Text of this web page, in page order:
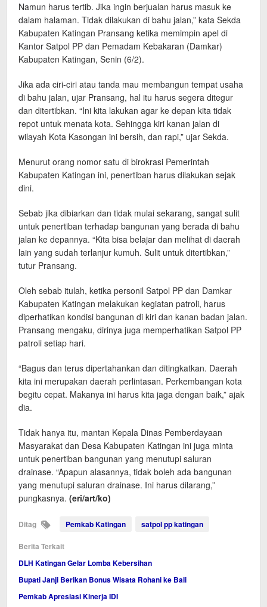
Namun harus tertib. Jika ingin berjualan harus masuk ke
dalam halaman. Tidak dilakukan di bahu jalan,” kata Sekda
Kabupaten Katingan Pransang ketika memimpin apel di
Kantor Satpol PP dan Pemadam Kebakaran (Damkar)
Kabupaten Katingan, Senin (6/2).
Jika ada ciri-ciri atau tanda mau membangun tempat usaha
di bahu jalan, ujar Pransang, hal itu harus segera ditegur
dan ditertibkan. “Ini kita lakukan agar ke depan kita tidak
repot untuk menata kota. Sehingga kiri kanan jalan di
wilayah Kota Kasongan ini bersih, dan rapi,” ujar Sekda.
Menurut orang nomor satu di birokrasi Pemerintah
Kabupaten Katingan ini, penertiban harus dilakukan sejak
dini.
Sebab jika dibiarkan dan tidak mulai sekarang, sangat sulit
untuk penertiban terhadap bangunan yang berada di bahu
jalan ke depannya. “Kita bisa belajar dan melihat di daerah
lain yang sudah terlanjur kumuh. Sulit untuk ditertibkan,”
tutur Pransang.
Oleh sebab itulah, ketika personil Satpol PP dan Damkar
Kabupaten Katingan melakukan kegiatan patroli, harus
diperhatikan kondisi bangunan di kiri dan kanan badan jalan.
Pransang mengaku, dirinya juga memperhatikan Satpol PP
patroli setiap hari.
“Bagus dan terus dipertahankan dan ditingkatkan. Daerah
kita ini merupakan daerah perlintasan. Perkembangan kota
begitu cepat. Makanya ini harus kita jaga dengan baik,” ajak
dia.
Tidak hanya itu, mantan Kepala Dinas Pemberdayaan
Masyarakat dan Desa Kabupaten Katingan ini juga minta
untuk penertiban bangunan yang menutupi saluran
drainase. “Apapun alasannya, tidak boleh ada bangunan
yang menutupi saluran drainase. Ini harus dilarang,”
pungkasnya. (eri/art/ko)
Ditag Pemkab Katingan satpol pp katingan
Berita Terkait
DLH Katingan Gelar Lomba Kebersihan
Bupati Janji Berikan Bonus Wisata Rohani ke Bali
Pemkab Apresiasi Kinerja IDI